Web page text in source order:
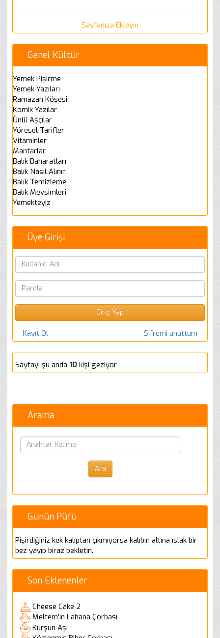
Sayfanıza Ekleyin
Genel Kültür
Yemek Pişirme
Yemek Yazıları
Ramazan Köşesi
Komik Yazılar
Ünlü Aşçılar
Yöresel Tarifler
Vitaminler
Mantarlar
Balık Baharatları
Balık Nasıl Alınır
Balık Temizleme
Balık Mevsimleri
Yemekteyiz
Üye Girişi
Kayıt Ol Şifremi unuttum
Sayfayı şu anda 10 kişi geziyor
Arama
Günün Püfü
Pişirdiğiniz kek kalıptan çıkmıyorsa kalıbın altına ıslak bir
bez yayıp biraz bekletin.
Son Eklenenler
Cheese Cake 2
Meltem'in Lahana Çorbası
Kurşun Aşı